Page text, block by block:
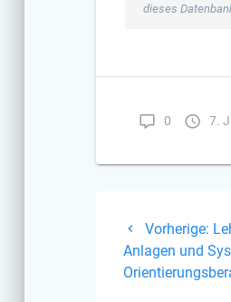
dieses
0 7.
Vorherige:
Anlagen und